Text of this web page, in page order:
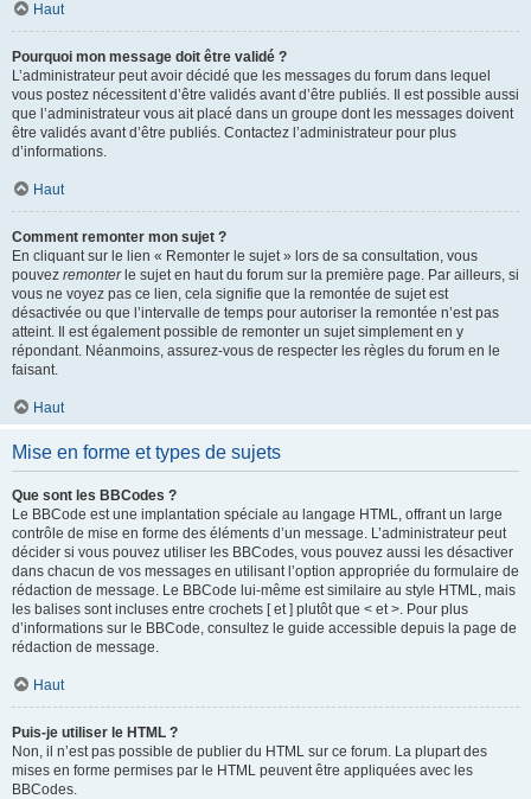
Haut
Pourquoi mon message doit être validé ?
L’administrateur peut avoir décidé que les messages du forum dans lequel
vous postez nécessitent d’être validés avant d’être publiés. Il est possible aussi
que l’administrateur vous ait placé dans un groupe dont les messages doivent
être validés avant d’être publiés. Contactez l’administrateur pour plus
d’informations.
Haut
Comment remonter mon sujet ?
En cliquant sur le lien « Remonter le sujet » lors de sa consultation, vous
pouvez remonterle sujet en haut du forum sur la première page. Par ailleurs, si
vous ne voyez pas ce lien, cela signifie que la remontée de sujet est
désactivée ou que l’intervalle de temps pour autoriser la remontée n’est pas
atteint. Il est également possible de remonter un sujet simplement en y
répondant. Néanmoins, assurez-vous de respecter les règles du forum en le
faisant.
Haut
Mise en forme et types de sujets
Que sont les BBCodes ?
Le BBCode est une implantation spéciale au langage HTML, offrant un large
contrôle de mise en forme des éléments d’un message. L’administrateur peut
décider si vous pouvez utiliser les BBCodes, vous pouvez aussi les désactiver
dans chacun de vos messages en utilisant l’option appropriée du formulaire de
rédaction de message. Le BBCode lui-même est similaire au style HTML, mais
les balises sont incluses entre crochets [ et ] plutôt que < et >. Pour plus
d’informations sur le BBCode, consultez le guide accessible depuis la page de
rédaction de message.
Haut
Puis-je utiliser le HTML ?
Non, il n’est pas possible de publier du HTML sur ce forum. La plupart des
mises en forme permises par le HTML peuvent être appliquées avec les
BBCodes.